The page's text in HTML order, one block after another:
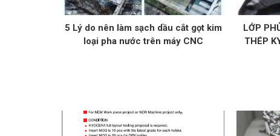
5 Lý do nên làm sạch dầu cắt gọt kim
loại pha nước trên máy CNC
LỚP
THÉP